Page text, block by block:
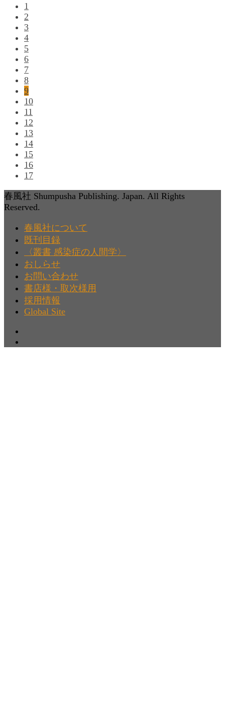
1
2
3
4
5
6
7
8
9
10
11
12
13
14
15
16
17
春風社 Shumpusha Publishing. Japan. All Rights
Reserved.
春風社について
既刊目録
〈叢書 感染症の人間学〉
おしらせ
お問い合わせ
書店様・取次様用
採用情報
Global Site